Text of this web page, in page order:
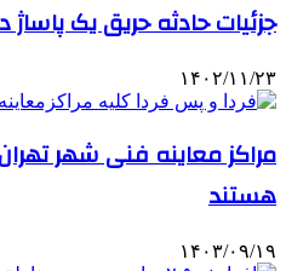
جزئیات حادثه حریق یک
۱۴۰۲/۱۱/۲۳
مراکز معاینه فنی شهر
هستند
۱۴۰۳/۰۹/۱۹